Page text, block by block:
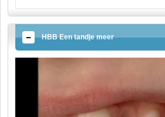
HBB Een tandje meer